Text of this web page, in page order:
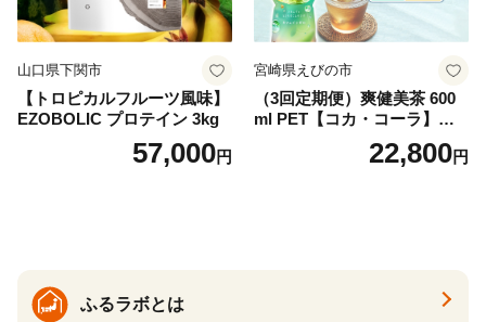
山口県下関市
【トロピカルフルーツ風味】
EZOBOLIC プロテイン 3kg
57,000円
宮崎県えびの市
（3回定期便）爽健美茶 600
ml PET【コカ・コーラ】ペ
ットボトル 1ケース(24本) 定
期便 3回(72本) セット お茶
22,800円
ふるラボとは